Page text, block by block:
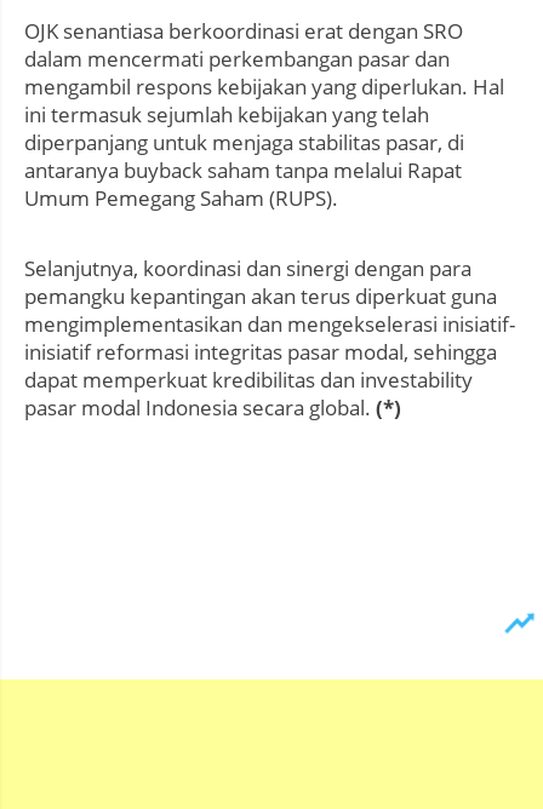
OJK senantiasa berkoordinasi erat dengan SRO
dalam mencermati perkembangan pasar dan
mengambil respons kebijakan yang diperlukan. Hal
ini termasuk sejumlah kebijakan yang telah
diperpanjang untuk menjaga stabilitas pasar, di
antaranya buyback saham tanpa melalui Rapat
Umum Pemegang Saham (RUPS).
Selanjutnya, koordinasi dan sinergi dengan para
pemangku kepantingan akan terus diperkuat guna
mengimplementasikan dan mengekselerasi inisiatif-
inisiatif reformasi integritas pasar modal, sehingga
dapat memperkuat kredibilitas dan investability
pasar modal Indonesia secara global. (*)